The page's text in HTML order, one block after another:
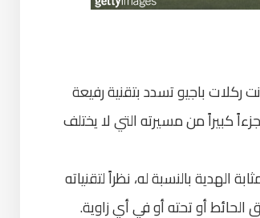
الركلات الحرة آخر 30 سنة، لقد كانت ركلات باجيو تسدد بتقنية رفيعة
كبيراً من مسيرته التي لا يختلف
الـ18 ياردة و ستكون بمثابة الهدية بالنسبة له، نظراً لتقنياته
أو تحته أو في أي زاوية.